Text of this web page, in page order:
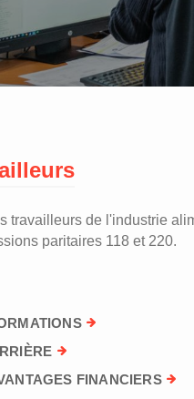
travailleurs de l'industrie
paritaires 118 et 220.
FINANCIERS